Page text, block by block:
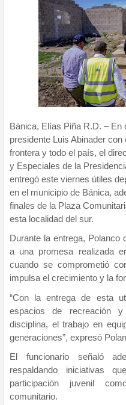
Bánica, Elías Piña R.D. –
presidente Luis Abinader
frontera y todo el país, el
y Especiales de la
entregó este viernes útiles
en el municipio de Bánica,
finales de la Plaza
esta localidad del sur.
Durante la entrega, Polanco
a una promesa realizada
cuando se comprometió
impulsa el crecimiento y la
“Con la entrega de esta
espacios de recreación
disciplina, el trabajo en
generaciones”, expresó
El funcionario señaló
respaldando iniciativas
participación juvenil
comunitario.